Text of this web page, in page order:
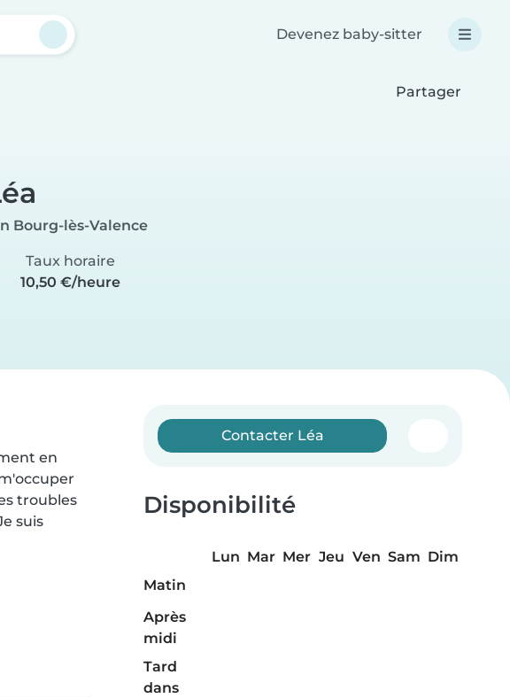
Devenez baby-sitter
Partager
Bourg-lès-Valence
Taux horaire
10,50 €/heure
en
troubles
suis
Contacter Léa
Disponibilité
Lun Mar Mer Jeu Ven Sam Dim
Matin
Après
midi
Tard
dans